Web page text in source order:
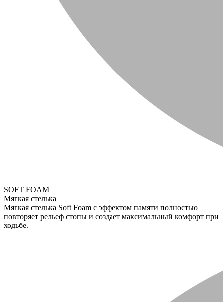
SOFT FOAM
Мягкая стелька
Мягкая стелька Soft Foam с эффектом памяти полностью
повторяет рельеф стопы и создает максимальный комфорт при
ходьбе.